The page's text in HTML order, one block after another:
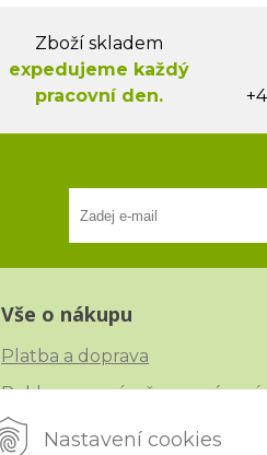
Nastavení cookies
Zboží skladem
expedujeme každý
pracovní den.
Vše o nákupu
Platba a doprava
Reklamace, výměna a vrácení
Obchodní podmínky